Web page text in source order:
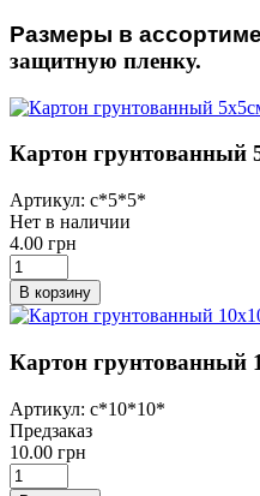
Размеры в
защитную пленку.
Картон грунтованный
Артикул: с*5*5*
Нет в наличии
4.00 грн
В корзину
Картон грунтованный
Артикул: с*10*10*
Предзаказ
10.00 грн